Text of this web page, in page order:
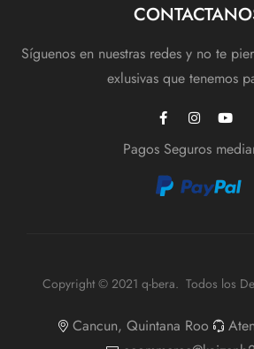
Síguenos en nuestras redes y no te
exlusivas que tenemos
Pagos Seguros
Copyright © 2021 q-bera. Todos los
Cancun, Quintana Roo